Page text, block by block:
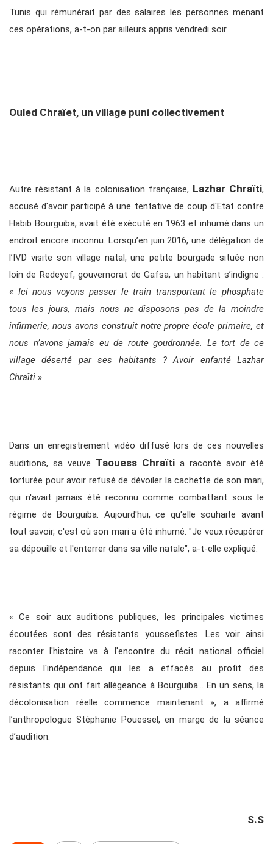
Tunis qui rémunérait par des salaires les personnes menant
ces opérations, a-t-on par ailleurs appris vendredi soir.
Ouled Chraïet, un village puni collectivement
Autre résistant à la colonisation française, Lazhar Chraïti,
accusé d'avoir participé à une tentative de coup d'Etat contre
Habib Bourguiba, avait été exécuté en 1963 et inhumé dans un
endroit encore inconnu. Lorsqu’en juin 2016, une délégation de
l’IVD visite son village natal, une petite bourgade située non
loin de Redeyef, gouvernorat de Gafsa, un habitant s’indigne :
« Ici nous voyons passer le train transportant le phosphate
tous les jours, mais nous ne disposons pas de la moindre
infirmerie, nous avons construit notre propre école primaire, et
nous n’avons jamais eu de route goudronnée. Le tort de ce
village déserté par ses habitants ? Avoir enfanté Lazhar
Chraïti ».
Dans un enregistrement vidéo diffusé lors de ces nouvelles
auditions, sa veuve Taouess Chraïti a raconté avoir été
torturée pour avoir refusé de dévoiler la cachette de son mari,
qui n'avait jamais été reconnu comme combattant sous le
régime de Bourguiba. Aujourd'hui, ce qu'elle souhaite avant
tout savoir, c'est où son mari a été inhumé. "Je veux récupérer
sa dépouille et l'enterrer dans sa ville natale", a-t-elle expliqué.
« Ce soir aux auditions publiques, les principales victimes
écoutées sont des résistants youssefistes. Les voir ainsi
raconter l'histoire va à l'encontre du récit national officiel
depuis l'indépendance qui les a effacés au profit des
résistants qui ont fait allégeance à Bourguiba… En un sens, la
décolonisation réelle commence maintenant », a affirmé
l’anthropologue Stéphanie Pouessel, en marge de la séance
d’audition.
S.S